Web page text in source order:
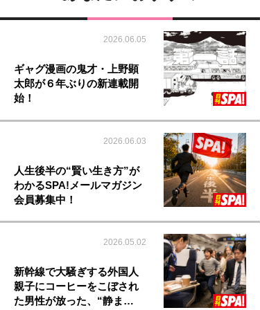
2026.06.05
ギャグ漫画の鬼才・上野顕
太郎が６年ぶりの新連載開
始！
2026.06.03
人生後半の“賢い生き方”が
わかるSPA!メールマガジン
会員募集中！
2026.05.02
新幹線で大騒ぎする外国人
親子にコーヒーをこぼされ
た男性が放った、“静ま…